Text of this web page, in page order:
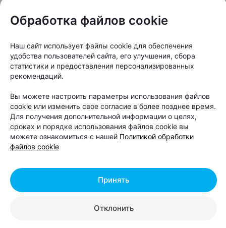
То, что раньше считалось обыденным или даже
некрасивым, постепенно становится частью
«Шабаны» звучало преимущественно в шутках и
байках, то теперь оно вполне может оказаться на
Обработка файлов cookie
Наш сайт использует файлы cookie для обеспечения
удобства пользователей сайта, его улучшения, сбора
статистики и предоставления персонализированных
рекомендаций.
Вы можете настроить параметры использования файлов
cookie или изменить свое согласие в более позднее время.
Для получения дополнительной информации о целях,
сроках и порядке использования файлов cookie вы
можете ознакомиться с нашей Политикой обработки
файлов cookie
Отклонить
Принять